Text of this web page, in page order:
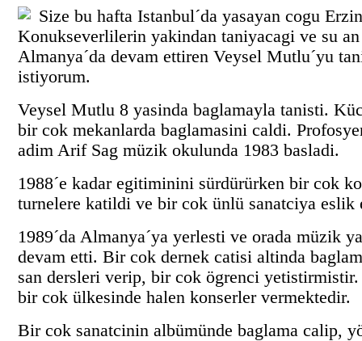
Size bu hafta Istanbul´da yasayan cogu
Konukseverlilerin yakindan taniyacagi ve su
Almanya´da devam ettiren Veysel Mutlu´yu
istiyorum.
Veysel Mutlu 8 yasinda baglamayla tanisti.
bir cok mekanlarda baglamasini caldi.
adim Arif Sag müzik okulunda 1983 basladi.
1988´e kadar egitiminini sürdürürken bir cok
turnelere katildi ve bir cok ünlü sanatciya eslik
1989´da Almanya´ya yerlesti ve orada müzik
devam etti. Bir cok dernek catisi altinda
san dersleri verip, bir cok ögrenci
bir cok ülkesinde halen konserler vermektedir.
Bir cok sanatcinin albümünde baglama calip,